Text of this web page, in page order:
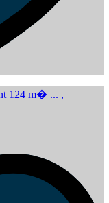
124 m� ... ,